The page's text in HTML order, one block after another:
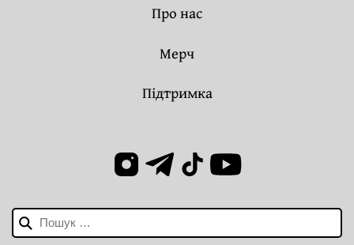
Пошук:
Про нас
Мерч
Підтримка